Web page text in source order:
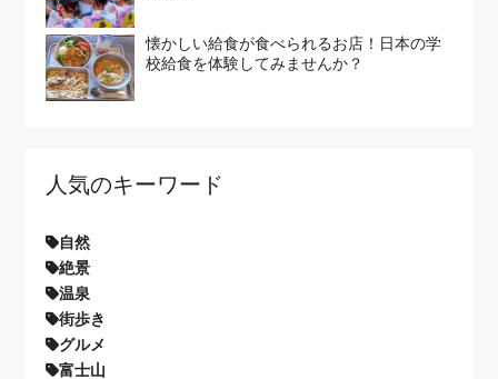
懐かしい給食が食べられるお店！日本の学
校給食を体験してみませんか？
人気のキーワード
自然
絶景
温泉
街歩き
グルメ
富士山